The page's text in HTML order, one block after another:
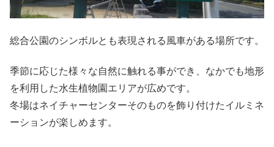
総合公園のシンボルとも表現される風車がある場所です。
季節に応じた様々な自然に触れる事ができ、なかでも地形
を利用した水生植物園エリアが広めです。
冬場はネイチャーセンターそのものを飾り付けたイルミネ
ーションが楽しめます。